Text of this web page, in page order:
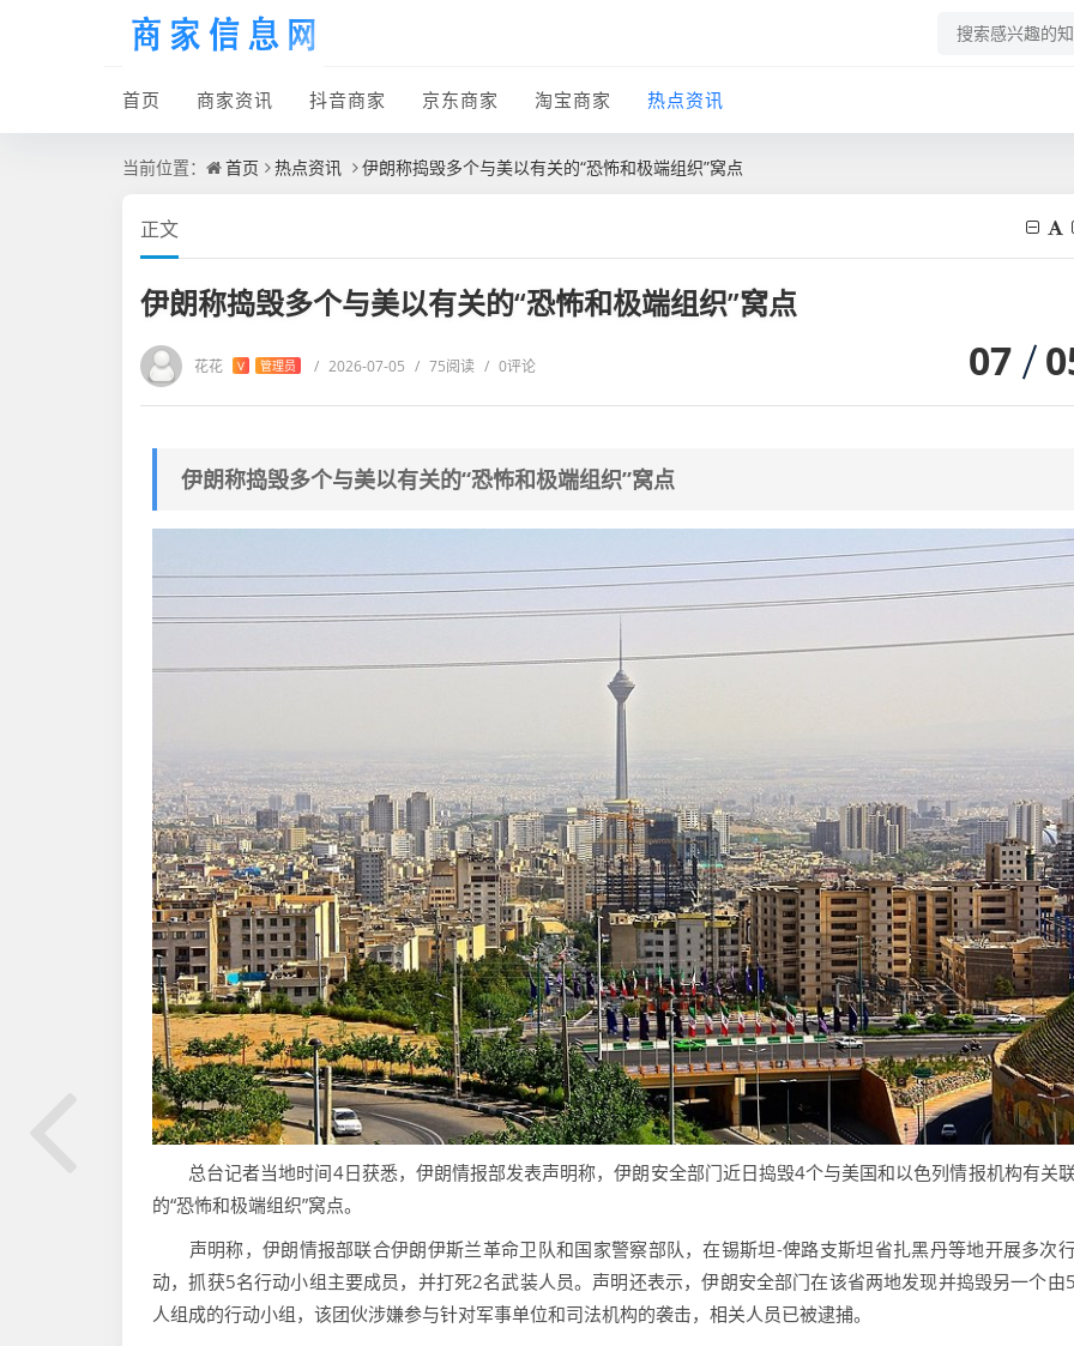
首页 商家资讯 抖音商家 京东商家 淘宝商家 热点资讯
当前位置： 首页 热点资讯 伊朗称捣毁多个与美以有关的“恐怖和极端组织”窝点
正文
伊朗称捣毁多个与美以有关的“恐怖和极端组织”窝点
花花 V 管理员 / 2026-07-05 / 75阅读 / 0评论 07
伊朗称捣毁多个与美以有关的“恐怖和极端组织”窝点
总台记者当地时间4日获悉，伊朗情报部发表声明称，伊朗安全部门近日捣毁4个与美国和以色列情报机构有关
的“恐怖和极端组织”窝点。
声明称，伊朗情报部联合伊朗伊斯兰革命卫队和国家警察部队，在锡斯坦-俾路支斯坦省扎黑丹等地开展多次
动，抓获5名行动小组主要成员，并打死2名武装人员。声明还表示，伊朗安全部门在该省两地发现并捣毁另一个由5
人组成的行动小组，该团伙涉嫌参与针对军事单位和司法机构的袭击，相关人员已被逮捕。